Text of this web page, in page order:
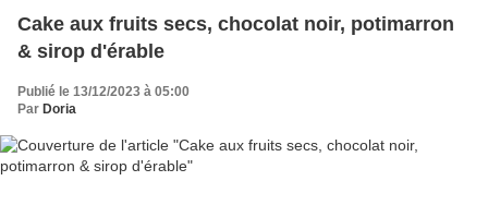
Cake aux fruits secs, chocolat noir, potimarron
& sirop d'érable
Publié le 13/12/2023 à 05:00
Par Doria